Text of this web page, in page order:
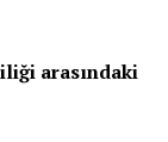
arasındaki